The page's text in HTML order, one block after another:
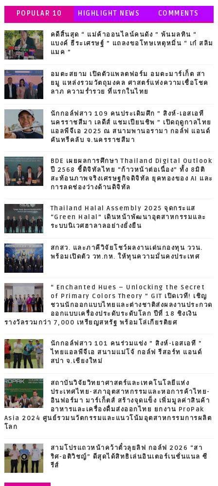
POPULAR 10 HIGHLIGHT NEWS COMMENTS
คดีสิ้นสุด “ แม่ค้าออนไลน์คนดัง ” พ้นมลทิน “
แบงค์ ธีระเศรษฐ์ ” แถลงขอโทษเหตุหมิ่น “ เก๋ สลิม
แมค ”
อมตะสยาม เปิดตัวแพลตฟอร์ม อมตะมาร์เก็ต สา
ยมู แหล่งรวมวัตถุมงคล ศาสตร์แห่งความเชื่อโชค
ลาภ ความร่ำรวย ที่แรกในไทย
นักกอล์ฟสาว 109 คนประเดิมศึก ” สิงห์-เอสเอที
นครราชสีมา เลดีส์ แชมเปียนชิพ ” เปิดฤดูกาลไทย
แอลพีจีเอ 2025 ณ สนามพานอรามา กอล์ฟ แอนด์
คันทรีคลับ จ.นครราชสีมา
BDE เผยผลการศึกษา Thailand Digital Outlook
ปี 2568 ชี้ดิจิทัลไทย “ก้าวหน้าต่อเนื่อง” ทั้ง 8มิติ
สะท้อนภาพจริงเศรษฐกิจดิจิทัล ยุคทองของ AI และ
การลดช่องว่างด้านดิจิทัล
Thailand Halal Assembly 2025 จุดกระแส
“Green Halal” เดินหน้าพัฒนาอุตสาหกรรมและ
ระบบนิเวศฮาลาลอย่างยั่งยืน
สกสว. และภาคีวิจัยโชว์ผลงานเด่นกองทุน ววน.
พร้อมเปิดตัว วท.กห. ให้ทุนความมั่นคงประเทศ
“ Enchanted Hues – Unlocking the Secret
of Primary Colors Theory ” GIT เปิดเวที! เชิญ
ชวนนักออกแบบไทยและต่างชาติส่งผลงานประกวด
ออกแบบเครื่องประดับระดับโลก ปีที่ 18 ชิงเงิน
รางวัลรวมกว่า 7,000 เหรียญสหรัฐ พร้อมโล่เกียรติยศ
นักกอล์ฟสาว 101 คนร่วมแข่ง ” สิงห์-เอสเอที "
ไทยแอลพีจีเอ สนามแม่โจ้ กอล์ฟ รีสอร์ท แอนด์
สปา จ.เชียงใหม่
สถาบันวิจัยวิทยาศาสตร์และเทคโนโลยีแห่ง
ประเทศไทย-สภาอุตสาหกรรมและหอการค้าไทย-
อินฟอร์มา มาร์เก็ตส์ สร้างจุดแข็ง เพิ่มมูลค่าสินค้า
อาหารและเครื่องดื่มส่งออกไทย ยกงาน ProPak
Asia 2024 ศูนย์รวมนวัตกรรมและแนวโน้มอุตสาหกรรมการผลิต
โลก
สามโปรแถวหน้าคว้าตั๋วลุยลิฟ กอล์ฟ 2026 “สา
ริศ-อติวิชญ์” ดีสุดได้สิทธิเล่นอินเตอร์เนชั่นแนล ซี
รีส์